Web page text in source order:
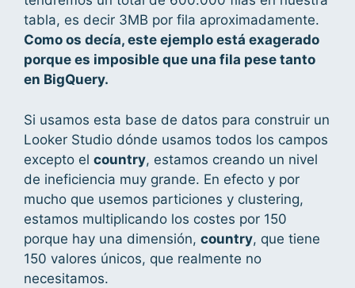
tabla, es decir 3MB por fila aproximadamente.
Como os decía, este ejemplo está exagerado
porque es imposible que una fila pese tanto
en BigQuery.
Si usamos esta base de datos para construir un
Looker Studio dónde usamos todos los campos
excepto el country, estamos creando un nivel
de ineficiencia muy grande. En efecto y por
mucho que usemos particiones y clustering,
estamos multiplicando los costes por 150
porque hay una dimensión, country, que tiene
150 valores únicos, que realmente no
necesitamos.